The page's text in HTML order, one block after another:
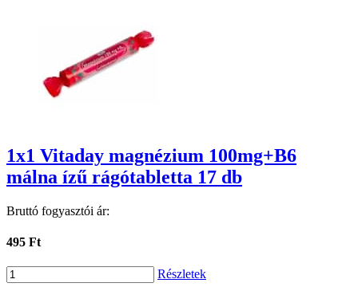
1x1 Vitaday magnézium 100mg+B6
málna ízű rágótabletta 17 db
Bruttó fogyasztói ár:
495 Ft
Részletek